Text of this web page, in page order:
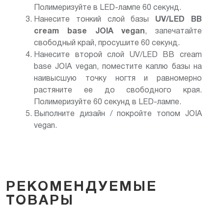
Полимеризуйте в LED-лампе 60 секунд.
Нанесите тонкий слой базы UV/LED BB
cream base JOIA vegan, запечатайте
свободный край, просушите 60 секунд.
Нанесите второй слой UV/LED BB cream
base JOIA vegan, поместите каплю базы на
наивысшую точку ногтя и равномерно
растяните ее до свободного края.
Полимеризуйте 60 секунд в LED-лампе.
Выполните дизайн / покройте топом JOIA
vegan.
РЕКОМЕНДУЕМЫЕ
ТОВАРЫ